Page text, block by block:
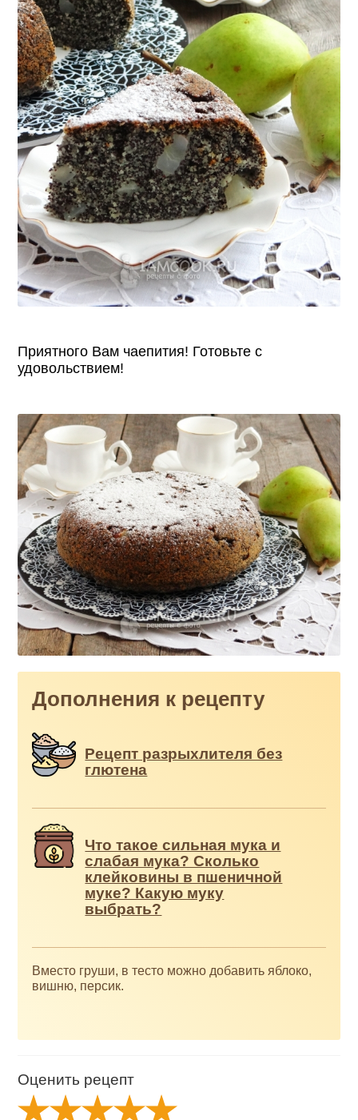
Приятного Вам чаепития! Готовьте с
удовольствием!
Дополнения к рецепту
Рецепт разрыхлителя без
глютена
Что такое сильная мука и
слабая мука? Сколько
клейковины в пшеничной
муке? Какую муку
выбрать?
Вместо груши, в тесто можно добавить яблоко,
вишню, персик.
Оценить рецепт